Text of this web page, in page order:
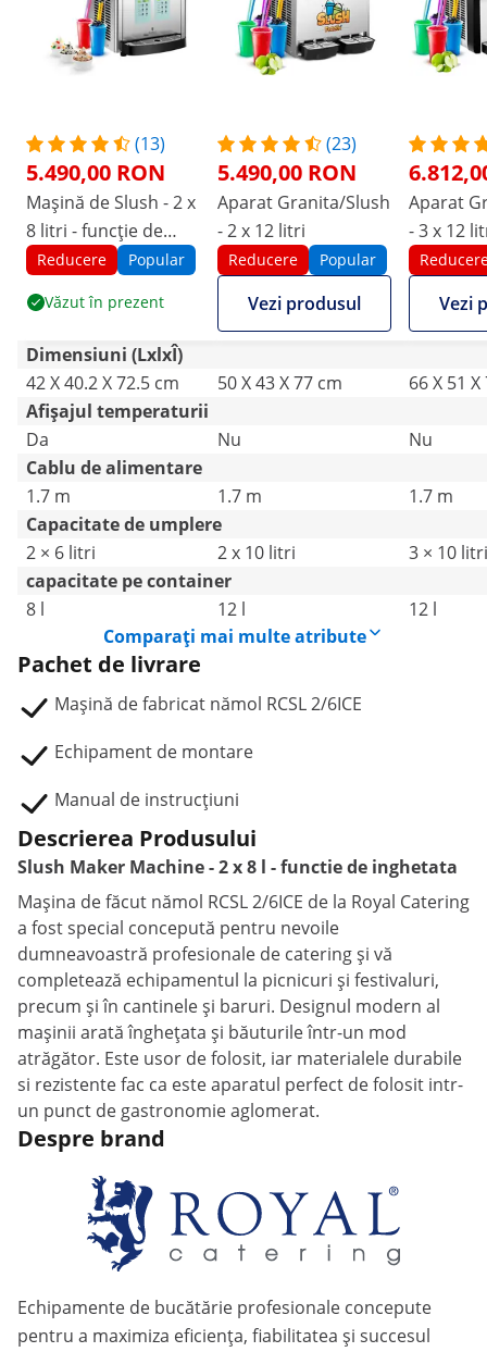
(13)
5.490,00 RON
Mașină de Slush - 2 x
8 litri - funcție de
înghețată
Reducere Popular
Văzut în prezent
(23)
5.490,00 RON
Aparat Granita/Slush
- 2 x 12 litri
Reducere Popular
Vezi produsul
Aparat
- 3 x 12
Vezi
Dimensiuni (LxlxÎ)
42 X 40.2 X 72.5 cm
50 X 43 X 77 cm
66 X 51
Afișajul temperaturii
Da
Nu
Nu
Cablu de alimentare
1.7 m
1.7 m
1.7 m
Capacitate de umplere
2 × 6 litri
2 x 10 litri
3 × 10 litri
capacitate pe container
8 l
12 l
12 l
Comparați mai multe atribute
Pachet de livrare
Mașină de fabricat nămol RCSL 2/6ICE
Echipament de montare
Manual de instrucțiuni
Descrierea Produsului
Slush Maker Machine - 2 x 8 l - functie de inghetata
Mașina de făcut nămol RCSL 2/6ICE de la Royal Catering
a fost special concepută pentru nevoile
dumneavoastră profesionale de catering și vă
completează echipamentul la picnicuri și festivaluri,
precum și în cantinele și baruri. Designul modern al
mașinii arată înghețata și băuturile într-un mod
atrăgător. Este usor de folosit, iar materialele durabile
si rezistente fac ca este aparatul perfect de folosit intr-
un punct de gastronomie aglomerat.
Despre brand
Echipamente de bucătărie profesionale concepute
pentru a maximiza eficiența, fiabilitatea și succesul